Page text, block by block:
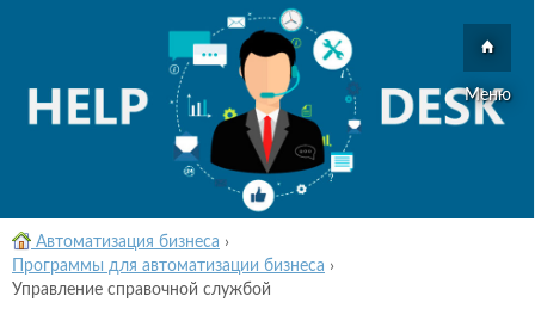
Меню
Автоматизация бизнеса ›
Программы для автоматизации бизнеса ›
Управление справочной службой